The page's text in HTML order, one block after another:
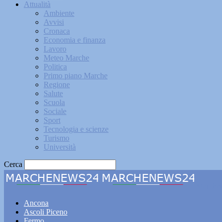
Attualità
Ambiente
Avvisi
Cronaca
Economia e finanza
Lavoro
Meteo Marche
Politica
Primo piano Marche
Regione
Salute
Scuola
Sociale
Sport
Tecnologia e scienze
Turismo
Università
Cerca
Ancona
Ascoli Piceno